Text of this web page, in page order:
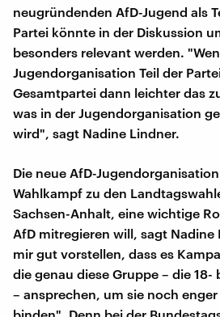
neugründenden AfD-Jugend als
Partei könnte in der Diskussion
besonders relevant werden.
Jugendorganisation Teil der
Gesamtpartei dann leichter das
was in der Jugendorganisation
wird", sagt Nadine Lindner.
Die neue AfD-
Wahlkampf zu den
Sachsen-Anhalt, eine wichtige
AfD mitregieren will, sagt Nadine
mir gut vorstellen, dass es
die genau diese Gruppe – die
– ansprechen, um sie noch